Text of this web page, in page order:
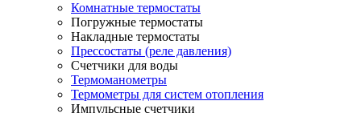
Комнатные термостаты
Погружные термостаты
Накладные термостаты
Прессостаты (реле давления)
Счетчики для воды
Термоманометры
Термометры для систем отопления
Импульсные счетчики